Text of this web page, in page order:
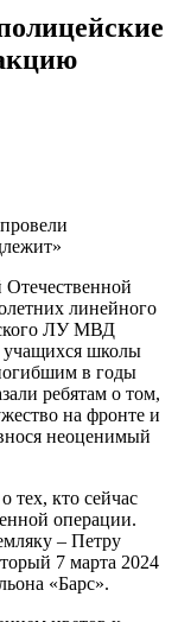
линейного
ЛУ МВД
учащихся школы
в годы
ребятам о том,
на фронте и
неоценимый
тех, кто сейчас
операции.
– Петру
7 марта 2024
«Барс».